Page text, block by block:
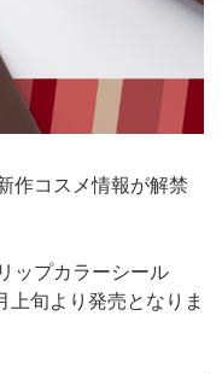
作コスメ情報が解禁
ップカラーシール
旬より発売となりま